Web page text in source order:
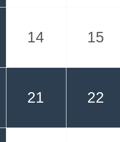
14 15
21 22